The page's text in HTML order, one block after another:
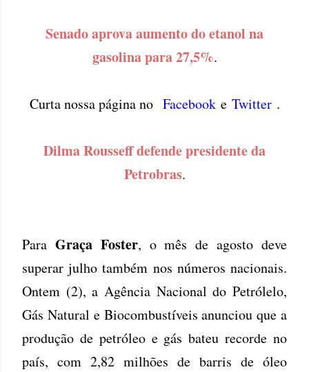
Senado aprova aumento do etanol na
gasolina para 27,5%.
Curta nossa página no Facebook e Twitter .
Dilma Rousseff defende presidente da
Petrobras.
Para Graça Foster, o mês de agosto deve
superar julho também nos números nacionais.
Ontem (2), a Agência Nacional do Petrólelo,
Gás Natural e Biocombustíveis anunciou que a
produção de petróleo e gás bateu recorde no
país, com 2,82 milhões de barris de óleo